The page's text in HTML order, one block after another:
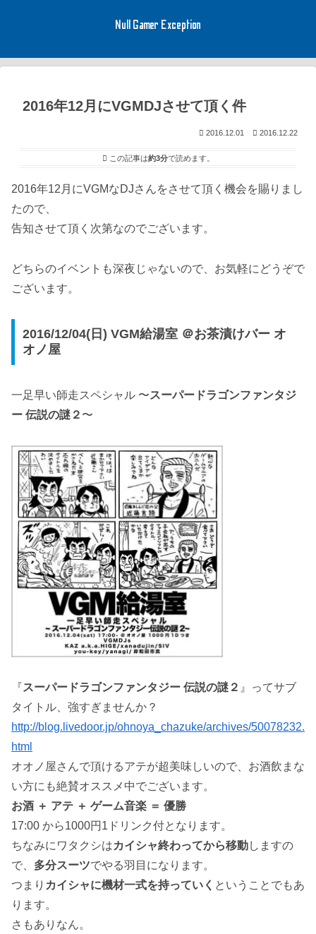
Null Gamer Exception
2016年12月にVGMDJさせて頂く件
2016.12.01 2016.12.22
この記事は約3分で読めます。
2016年12月にVGMなDJさんをさせて頂く機会を賜りまし
たので、
告知させて頂く次第なのでございます。
どちらのイベントも深夜じゃないので、お気軽にどうぞで
ございます。
2016/12/04(日) VGM給湯室 ＠お茶漬けバー オ
オノ屋
一足早い師走スペシャル 〜スーパードラゴンファンタジ
ー 伝説の謎２ 〜
『スーパードラゴンファンタジー 伝説の謎２ 』ってサブ
タイトル、強すぎませんか？
http://blog.livedoor.jp/ohnoya_chazuke/archives/50078232.
html
オオノ屋さんで頂けるアテが超美味しいので、お酒飲まな
い方にも絶賛オススメ中でございます。
お酒 ＋ アテ ＋ ゲーム音楽 ＝ 優勝
17:00 から1000円1ドリンク付となります。
ちなみにワタクシはカイシャ終わってから移動しますの
で、 多分スーツでやる羽目になります。
つまり カイシャに機材一式を持っていく ということでもあ
ります。
さもありなん。